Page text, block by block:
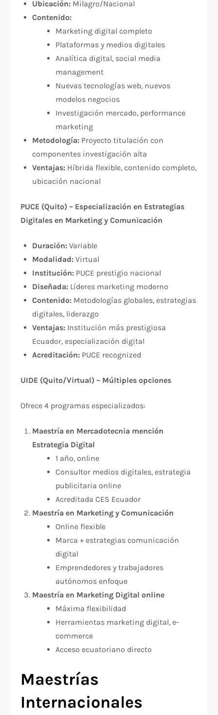
Ubicación: Milagro/Nacional
Contenido:
Marketing digital completo
Plataformas y medios digitales
Analítica digital, social media
management
Nuevas tecnologías web, nuevos
modelos negocios
Investigación mercado, performance
marketing
Metodología: Proyecto titulación con
componentes investigación alta
Ventajas: Híbrida flexible, contenido completo,
ubicación nacional
PUCE (Quito) – Especialización en Estrategias
Digitales en Marketing y Comunicación
Duración: Variable
Modalidad: Virtual
Institución: PUCE prestigio nacional
Diseñada: Líderes marketing moderno
Contenido: Metodologías globales, estrategias
digitales, liderazgo
Ventajas: Institución más prestigiosa
Ecuador, especialización digital
Acreditación: PUCE recognized
UIDE (Quito/Virtual) – Múltiples opciones
Ofrece 4 programas especializados:
Maestría en Mercadotecnia mención
Estrategia Digital
1 año, online
Consultor medios digitales, estrategia
publicitaria online
Acreditada CES Ecuador
Maestría en Marketing y Comunicación
Online flexible
Marca + estrategias comunicación
digital
Emprendedores y trabajadores
autónomos enfoque
Maestría en Marketing Digital online
Máxima flexibilidad
Herramientas marketing digital, e-
commerce
Acceso ecuatoriano directo
Maestrías
Internacionales